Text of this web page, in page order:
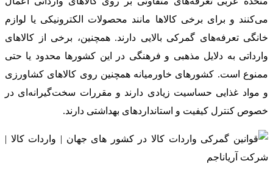
می‌کنند و برای برخی کالاها مانند محصولات الکترونیکی یا لوازم
خانگی تعرفه‌های گمرکی بالایی دارند. همچنین، برخی از کالاهای
وارداتی به دلایل مذهبی و فرهنگی در این کشورها محدود یا حتی
ممنوع است. کشورهای خاورمیانه همچنین روی کالاهای کشاورزی
و مواد غذایی حساسیت زیادی دارند و مقررات سخت‌گیرانه‌ای در
خصوص کنترل کیفیت و استانداردهای بهداشتی دارند.